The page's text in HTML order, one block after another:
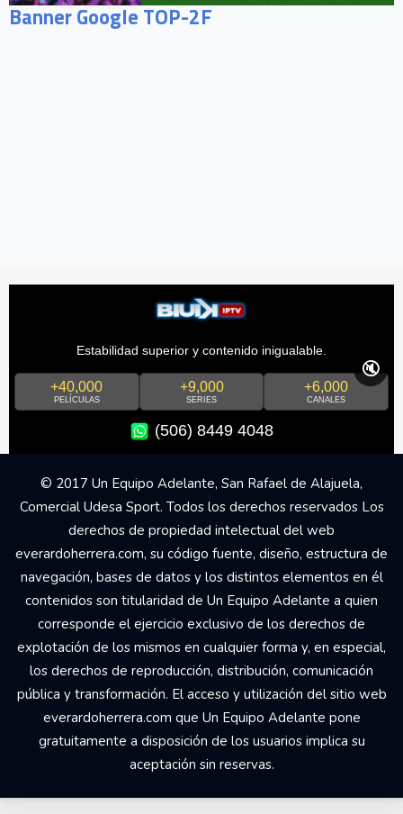
Banner Google TOP-2F
Estabilidad superior y contenido inigualable.
+40,000
PELÍCULAS
+9,000
SERIES
+6,000
CANALES
(506) 8449 4048
🔇
© 2017 Un Equipo Adelante, San Rafael de Alajuela,
Comercial Udesa Sport. Todos los derechos reservados Los
derechos de propiedad intelectual del web
everardoherrera.com, su código fuente, diseño, estructura de
navegación, bases de datos y los distintos elementos en él
contenidos son titularidad de Un Equipo Adelante a quien
corresponde el ejercicio exclusivo de los derechos de
explotación de los mismos en cualquier forma y, en especial,
los derechos de reproducción, distribución, comunicación
pública y transformación. El acceso y utilización del sitio web
everardoherrera.com que Un Equipo Adelante pone
gratuitamente a disposición de los usuarios implica su
aceptación sin reservas.